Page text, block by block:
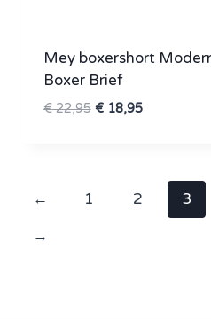
Mey boxershort
Boxer Brief
€22,95 Oorspronkelijke
€18,95Huidige
← 1 2 3
→